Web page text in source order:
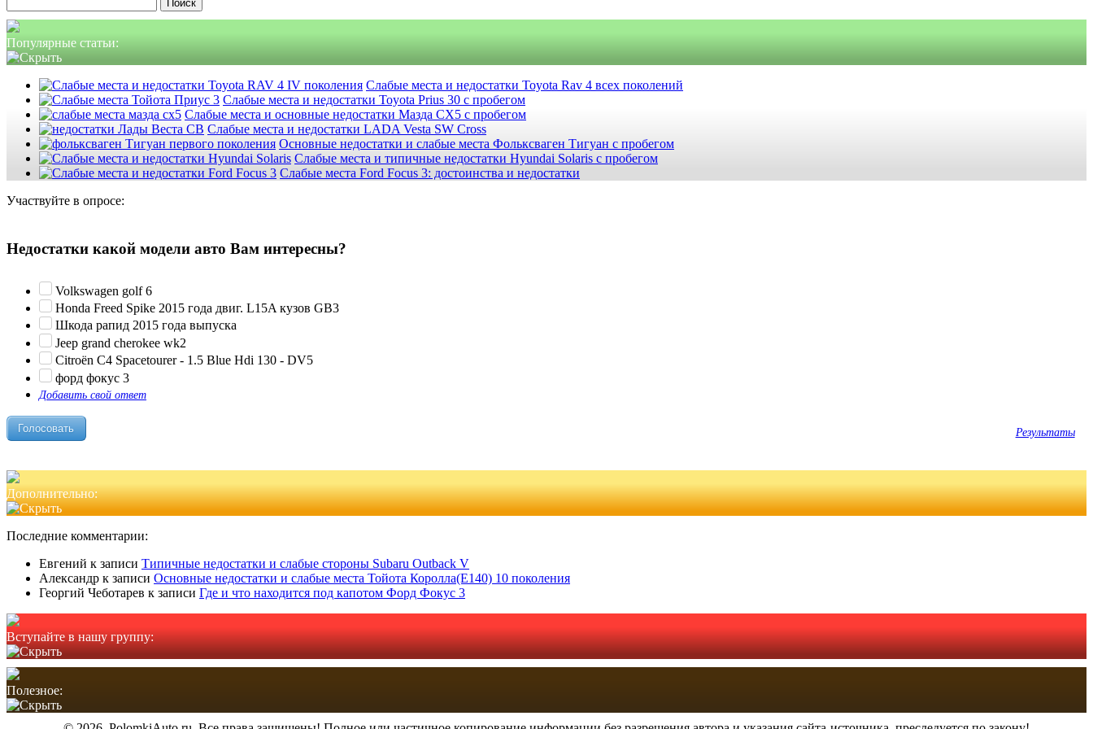
Популярные статьи:
Слабые места и недостатки Toyota Rav 4 всех поколений
Слабые места и недостатки Toyota Prius 30 с пробегом
Слабые места и основные недостатки Мазда СХ5 с пробегом
Слабые места и недостатки LADA Vesta SW Cross
Основные недостатки и слабые места Фольксваген Тигуан с пробегом
Слабые места и типичные недостатки Hyundai Solaris с пробегом
Слабые места Ford Focus 3: достоинства и недостатки
Участвуйте в опросе:
Недостатки какой модели авто Вам интересны?
Volkswagen golf 6
Honda Freed Spike 2015 года двиг. L15A кузов GB3
Шкода рапид 2015 года выпуска
Jeep grand cherokee wk2
Citroën C4 Spacetourer - 1.5 Blue Hdi 130 - DV5
форд фокус 3
Добавить свой ответ
Результаты
Дополнительно:
Последние комментарии:
Евгений к записи Типичные недостатки и слабые стороны Subaru Outback V
Александр к записи Основные недостатки и слабые места Тойота Королла(Е140) 10 поколения
Георгий Чеботарев к записи Где и что находится под капотом Форд Фокус 3
Вступайте в нашу группу:
Полезное: